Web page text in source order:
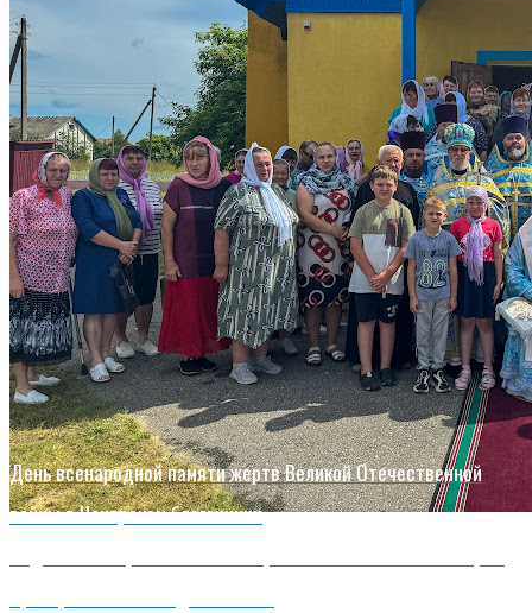
ЦЕРКОВЬ
ПАТРИАРХ
МИТРОПОЛИТ
ПРАВЯЩИЙ АРХИЕРЕЙ
ИСКАТЬ:
Искать: Искать:
День всенародной памяти жертв Великой Отечественной
войны в Чечерском благочинии